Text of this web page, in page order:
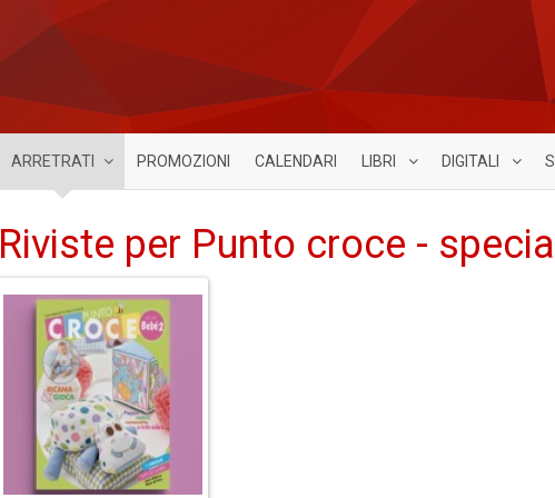
ARRETRATI PROMOZIONI CALENDARI LIBRI DIGITALI
Riviste per Punto croce -